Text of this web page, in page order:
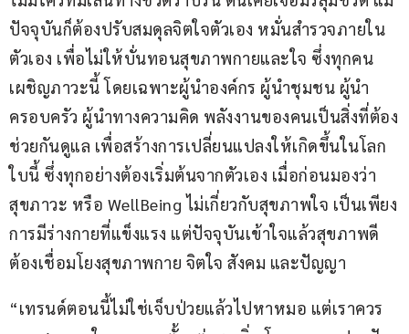
ปัจจุบันก็ต้องปรับสมดุลจิตใจตัวเอง หมั่นสำรวจภายใน
ตัวเอง เพื่อไม่ให้บั่นทอนสุขภาพกายและใจ ซึ่งทุกคน
เผชิญภาวะนี้ โดยเฉพาะผู้นำองค์กร ผู้นำชุมชน ผู้นำ
ครอบครัว ผู้นำทางความคิด พลังงานของคนเป็นสิ่งที่ต้อง
ช่วยกันดูแล เพื่อสร้างการเปลี่ยนแปลงให้เกิดขึ้นในโลก
ใบนี้ ซึ่งทุกอย่างต้องเริ่มต้นจากตัวเอง เมื่อก่อนมองว่า
สุขภาวะ หรือ WellBeing ไม่เกี่ยวกับสุขภาพใจ เป็นเพียง
การมีร่างกายที่แข็งแรง แต่ปัจจุบันเข้าใจแล้วสุขภาพดี
ต้องเชื่อมโยงสุขภาพกาย จิตใจ สังคม และปัญญา
“เทรนด์ตอนนี้ไม่ใช่เจ็บป่วยแล้วไปหาหมอ แต่เราควร